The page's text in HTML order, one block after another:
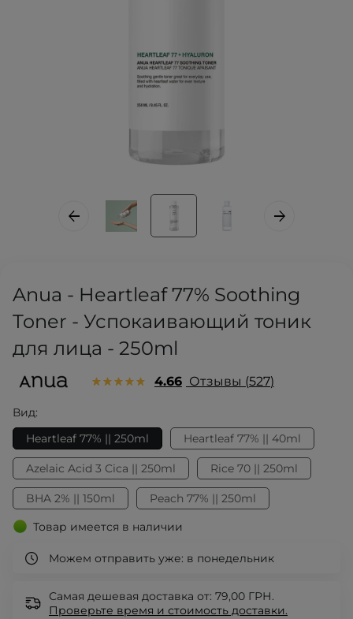
Anua - Heartleaf 77% Soothing
Toner - Успокаивающий тоник
для лица - 250ml
4.66 Отзывы 527
Вид:
Heartleaf 77% || 250ml
Heartleaf 77% || 40ml
Azelaic Acid 3 Cica || 250ml Rice 70 || 250ml
BHA 2% || 150ml
Peach 77% || 250ml
Товар имеется в наличии
Можем отправить уже: в понедельник
Самая дешевая доставка от: 79,00 ГРН.
Проверьте время и стоимость доставки.